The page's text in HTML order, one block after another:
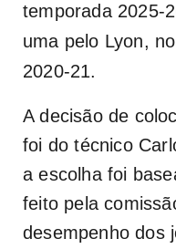
temporada 2025-
uma pelo Lyon,
2020-21.
A decisão de
foi do técnico
a escolha foi
feito pela
desempenho dos